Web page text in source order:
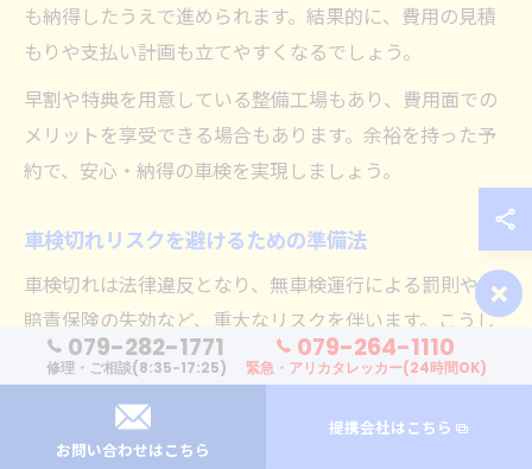
も納得したうえで進められます。結果的に、費用の見積
もりや支払い計画も立てやすくなるでしょう。
早割や特典を用意している整備工場もあり、費用面での
メリットを享受できる場合もあります。余裕を持った予
約で、安心・納得の車検を実現しましょう。
車検切れリスクを避けるための準備法
車検切れは法律違反となり、無車検運行による罰則や自
賠責保険の失効など、重大なリスクを伴います。こうし
たリスクを避けるためには、満了日を事前に確認し、カ
レンダーやスマートフォンでリマインダーをセットする
のが効果的です。
×
079-282-1771
修理・ご相談(8:35-17:25)
079-264-1110
緊急・アリカタレッカー(24時間OK)
お問い合わせはこちら
提携会社はこちら